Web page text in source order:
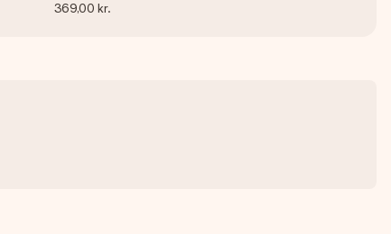
369,00 kr.